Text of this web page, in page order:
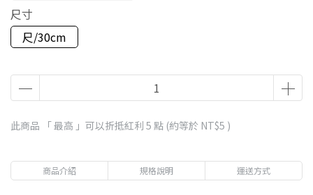
尺寸
尺/30cm
此商品 「 最高 」可以折抵紅利 5 點 (約等於 NT$5 )
商品介紹 規格說明 運送方式